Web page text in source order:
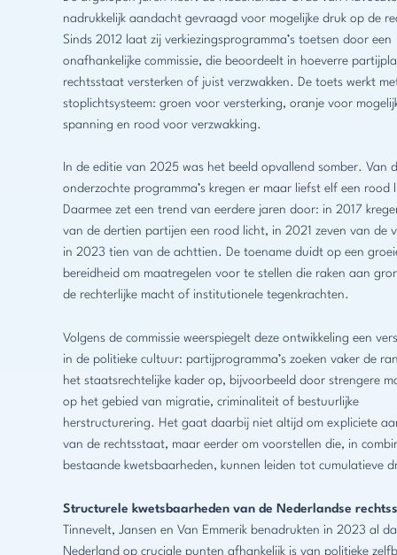
nadrukkelijk aandacht gevraagd voor mogelijke druk op de
Sinds 2012 laat zij verkiezingsprogramma’s toetsen door een
onafhankelijke commissie, die beoordeelt in hoeverre
rechtsstaat versterken of juist verzwakken. De toets werkt
stoplichtsysteem: groen voor versterking, oranje voor
spanning en rood voor verzwakking.
In de editie van 2025 was het beeld opvallend somber. Van
onderzochte programma’s kregen er maar liefst elf een rood
Daarmee zet een trend van eerdere jaren door: in 2017
van de dertien partijen een rood licht, in 2021 zeven van de
in 2023 tien van de achttien. De toename duidt op een
bereidheid om maatregelen voor te stellen die raken aan
de rechterlijke macht of institutionele tegenkrachten.
Volgens de commissie weerspiegelt deze ontwikkeling een
in de politieke cultuur: partijprogramma’s zoeken vaker de
het staatsrechtelijke kader op, bijvoorbeeld door strengere
op het gebied van migratie, criminaliteit of bestuurlijke
herstructurering. Het gaat daarbij niet altijd om expliciete
van de rechtsstaat, maar eerder om voorstellen die, in
bestaande kwetsbaarheden, kunnen leiden tot cumulatieve
Structurele kwetsbaarheden van de Nederlandse
Tinnevelt, Jansen en Van Emmerik benadrukten in 2023 al
Nederland op cruciale punten afhankelijk is van politieke